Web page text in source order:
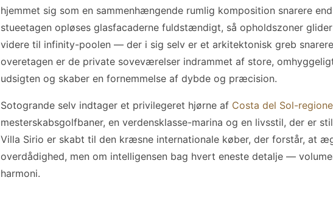
hjemmet sig som en sammenhængende rumlig komposition snarere
stueetagen opløses glasfacaderne fuldstændigt, så opholdszoner
videre til infinity-poolen — der i sig selv er et arkitektonisk greb
overetagen er de private soveværelser indrammet af store,
udsigten og skaber en fornemmelse af dybde og præcision.
Sotogrande selv indtager et privilegeret hjørne af Costa del Sol-
mesterskabsgolfbaner, en verdensklasse-marina og en livsstil, der er
Villa Sirio er skabt til den kræsne internationale køber, der forstår, at
overdådighed, men om intelligensen bag hvert eneste detalje —
harmoni.